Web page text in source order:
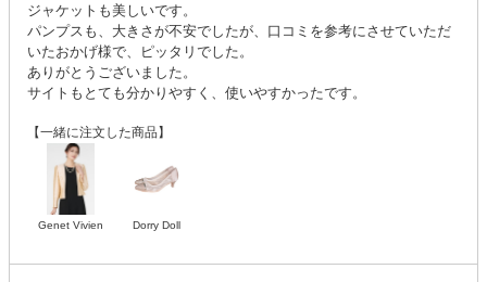
ジャケットも美しいです。
パンプスも、大きさが不安でしたが、口コミを参考にさせていただ
いたおかげ様で、ピッタリでした。
ありがとうございました。
サイトもとても分かりやすく、使いやすかったです。
【一緒に注文した商品】
Genet Vivien Dorry Doll